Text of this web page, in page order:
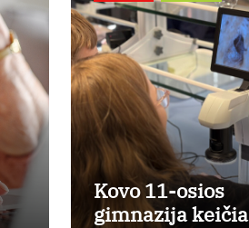
Kovo 11-osios
gimnazija keičia